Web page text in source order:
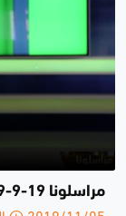
مراسلونا 19-9-2019